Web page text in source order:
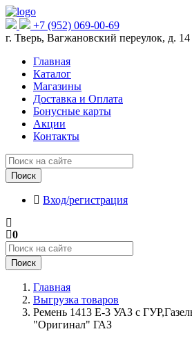
+7 (952) 069-00-69
г. Тверь, Вагжановский переулок, д. 14
Главная
Каталог
Магазины
Доставка и Оплата
Бонусные карты
Акции
Контакты
Поиск
Вход/регистрация
0
Поиск
Главная
Выгрузка товаров
Ремень 1413 Е-3 УАЗ с
"Оригинал" ГАЗ